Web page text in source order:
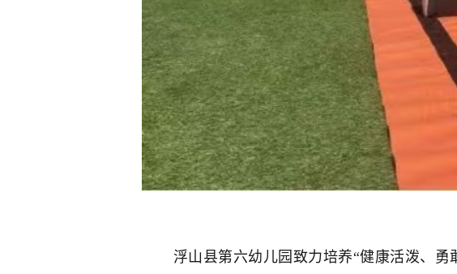
浮山县第六幼儿园致力培养“健康活泼、勇